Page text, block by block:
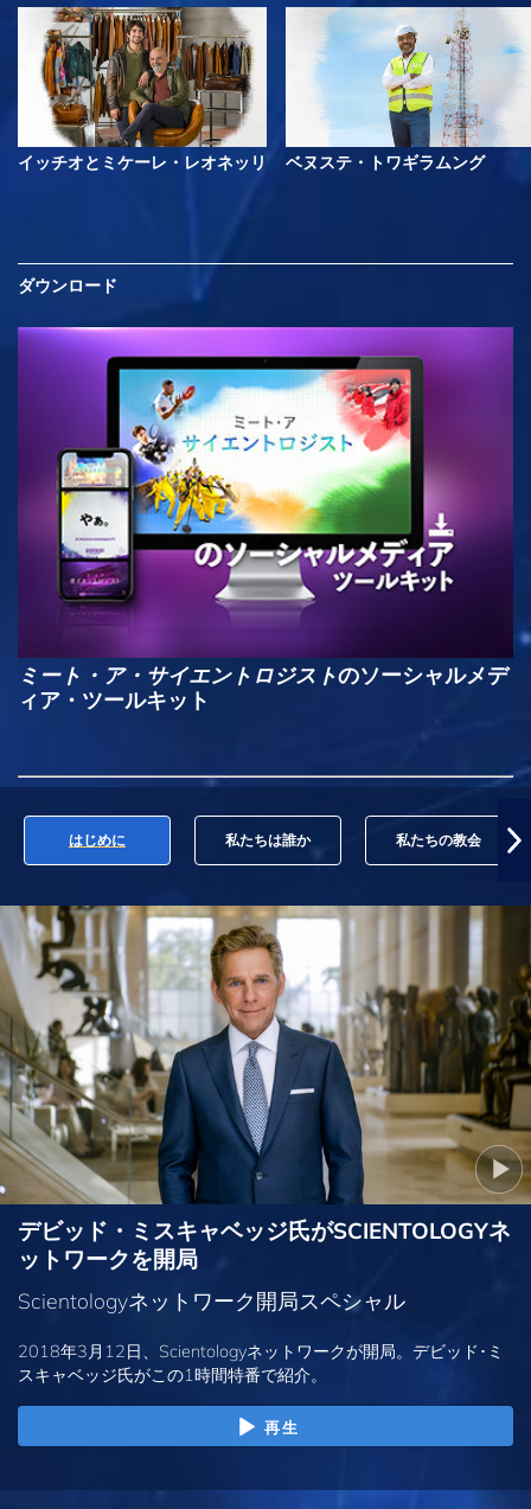
イッチオとミケーレ・レオネッリ ベヌステ・トワギラムング
ダウンロード
ミート・ア・サイエントロジストのソーシャルメデ
ィア・ツールキット
はじめに 私たちは誰か 私たちの教会
デビッド・ミスキャベッジ氏がSCIENTOLOGYネ
ットワークを開局
Scientologyネットワーク開局スペシャル
2018年3月12日、Scientologyネットワークが開局。デビッド･ミ
スキャベッジ氏がこの1時間特番で紹介。
再生